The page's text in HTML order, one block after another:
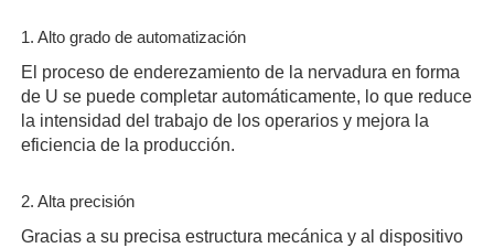
1. Alto grado de automatización
El proceso de enderezamiento de la nervadura en forma
de U se puede completar automáticamente, lo que reduce
la intensidad del trabajo de los operarios y mejora la
eficiencia de la producción.
2. Alta precisión
Gracias a su precisa estructura mecánica y al dispositivo